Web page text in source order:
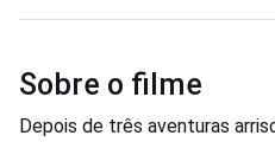
Sobre o filme
Depois de três aventuras